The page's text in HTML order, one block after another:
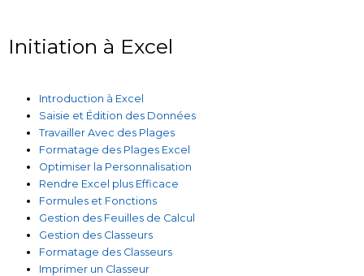
Initiation à Excel
Introduction à Excel
Saisie et Édition des Données
Travailler Avec des Plages
Formatage des Plages Excel
Optimiser la Personnalisation
Rendre Excel plus Efficace
Formules et Fonctions
Gestion des Feuilles de Calcul
Gestion des Classeurs
Formatage des Classeurs
Imprimer un Classeur